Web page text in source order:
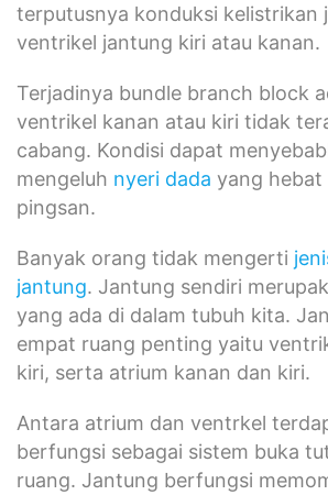
terputusnya konduksi kelistrikan
ventrikel jantung kiri atau kanan.
Terjadinya bundle branch block
ventrikel kanan atau kiri tidak
cabang. Kondisi dapat
mengeluh nyeri dada yang hebat
pingsan.
Banyak orang tidak mengerti
jantung. Jantung sendiri
yang ada di dalam tubuh kita.
empat ruang penting yaitu
kiri, serta atrium kanan dan kiri.
Antara atrium dan ventrkel
berfungsi sebagai sistem buka
ruang. Jantung berfungsi